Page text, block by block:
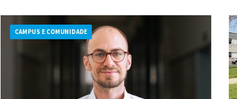
CAMPUS E COMUNIDADE